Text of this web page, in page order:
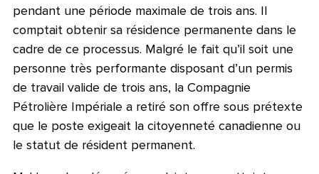
pendant une période maximale de trois ans. Il
comptait obtenir sa résidence permanente dans le
cadre de ce processus. Malgré le fait qu’il soit une
personne très performante disposant d’un permis
de travail valide de trois ans, la Compagnie
Pétrolière Impériale a retiré son offre sous prétexte
que le poste exigeait la citoyenneté canadienne ou
le statut de résident permanent.